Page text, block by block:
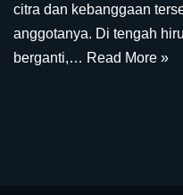
citra dan kebanggaan
anggotanya. Di tengah
berganti,… Read More »